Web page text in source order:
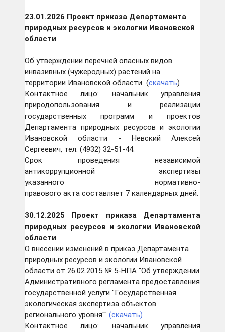
23.01.2026 Проект приказа Департамента
природных ресурсов и экологии Ивановской
области
Об утверждении перечней опасных видов
инвазивных (чужеродных) растений на
территории Ивановской области (скачать)
Контактное лицо: начальник управления
природопользования и реализации
государственных программ и проектов
Департамента природных ресурсов и экологии
Ивановской области - Невский Алексей
Сергеевич, тел. (4932) 32-51-44.
Срок проведения независимой
антикоррупционной экспертизы
указанного нормативно-
правового акта составляет 7 календарных дней.
30.12.2025 Проект приказа Департамента
природных ресурсов и экологии Ивановской
области
О внесении изменений в приказ Департамента
природных ресурсов и экологии Ивановской
области от 26.02.2015 № 5-НПА "Об утверждении
Административного регламента предоставления
государственной услуги "Государственная
экологическая экспертиза объектов
регионального уровня"" (скачать)
Контактное лицо: начальник управления